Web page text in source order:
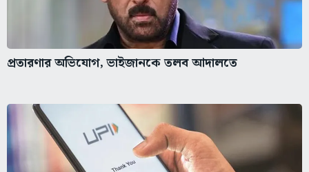
প্রতারণার অভিযোগ, ভাইজানকে তলব আদালতে